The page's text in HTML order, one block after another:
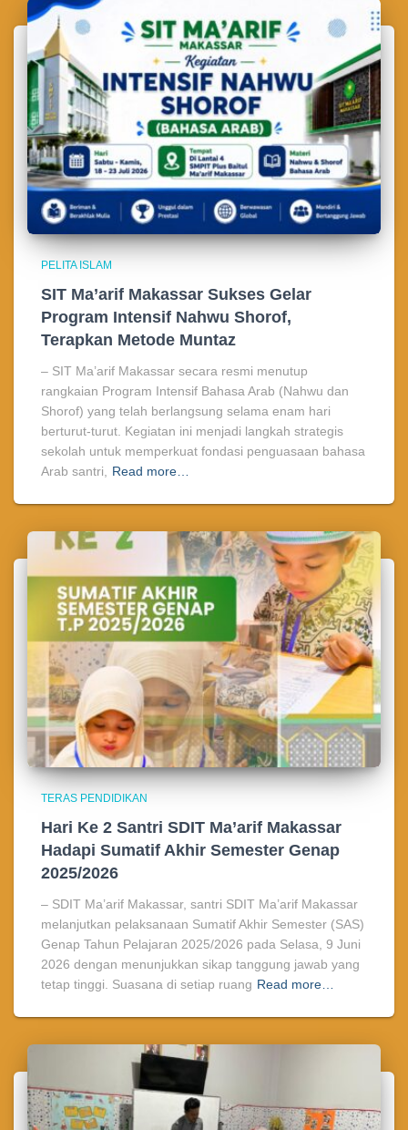
PELITA ISLAM
SIT Ma’arif Makassar Sukses Gelar
Program Intensif Nahwu Shorof,
Terapkan Metode Muntaz
– SIT Ma’arif Makassar secara resmi menutup
rangkaian Program Intensif Bahasa Arab (Nahwu dan
Shorof) yang telah berlangsung selama enam hari
berturut-turut. Kegiatan ini menjadi langkah strategis
sekolah untuk memperkuat fondasi penguasaan bahasa
Arab santri,
Read more…
TERAS PENDIDIKAN
Hari Ke 2 Santri SDIT Ma’arif Makassar
Hadapi Sumatif Akhir Semester Genap
2025/2026
– SDIT Ma’arif Makassar, santri SDIT Ma’arif Makassar
melanjutkan pelaksanaan Sumatif Akhir Semester (SAS)
Genap Tahun Pelajaran 2025/2026 pada Selasa, 9 Juni
2026 dengan menunjukkan sikap tanggung jawab yang
tetap tinggi. Suasana di setiap ruang Read more…